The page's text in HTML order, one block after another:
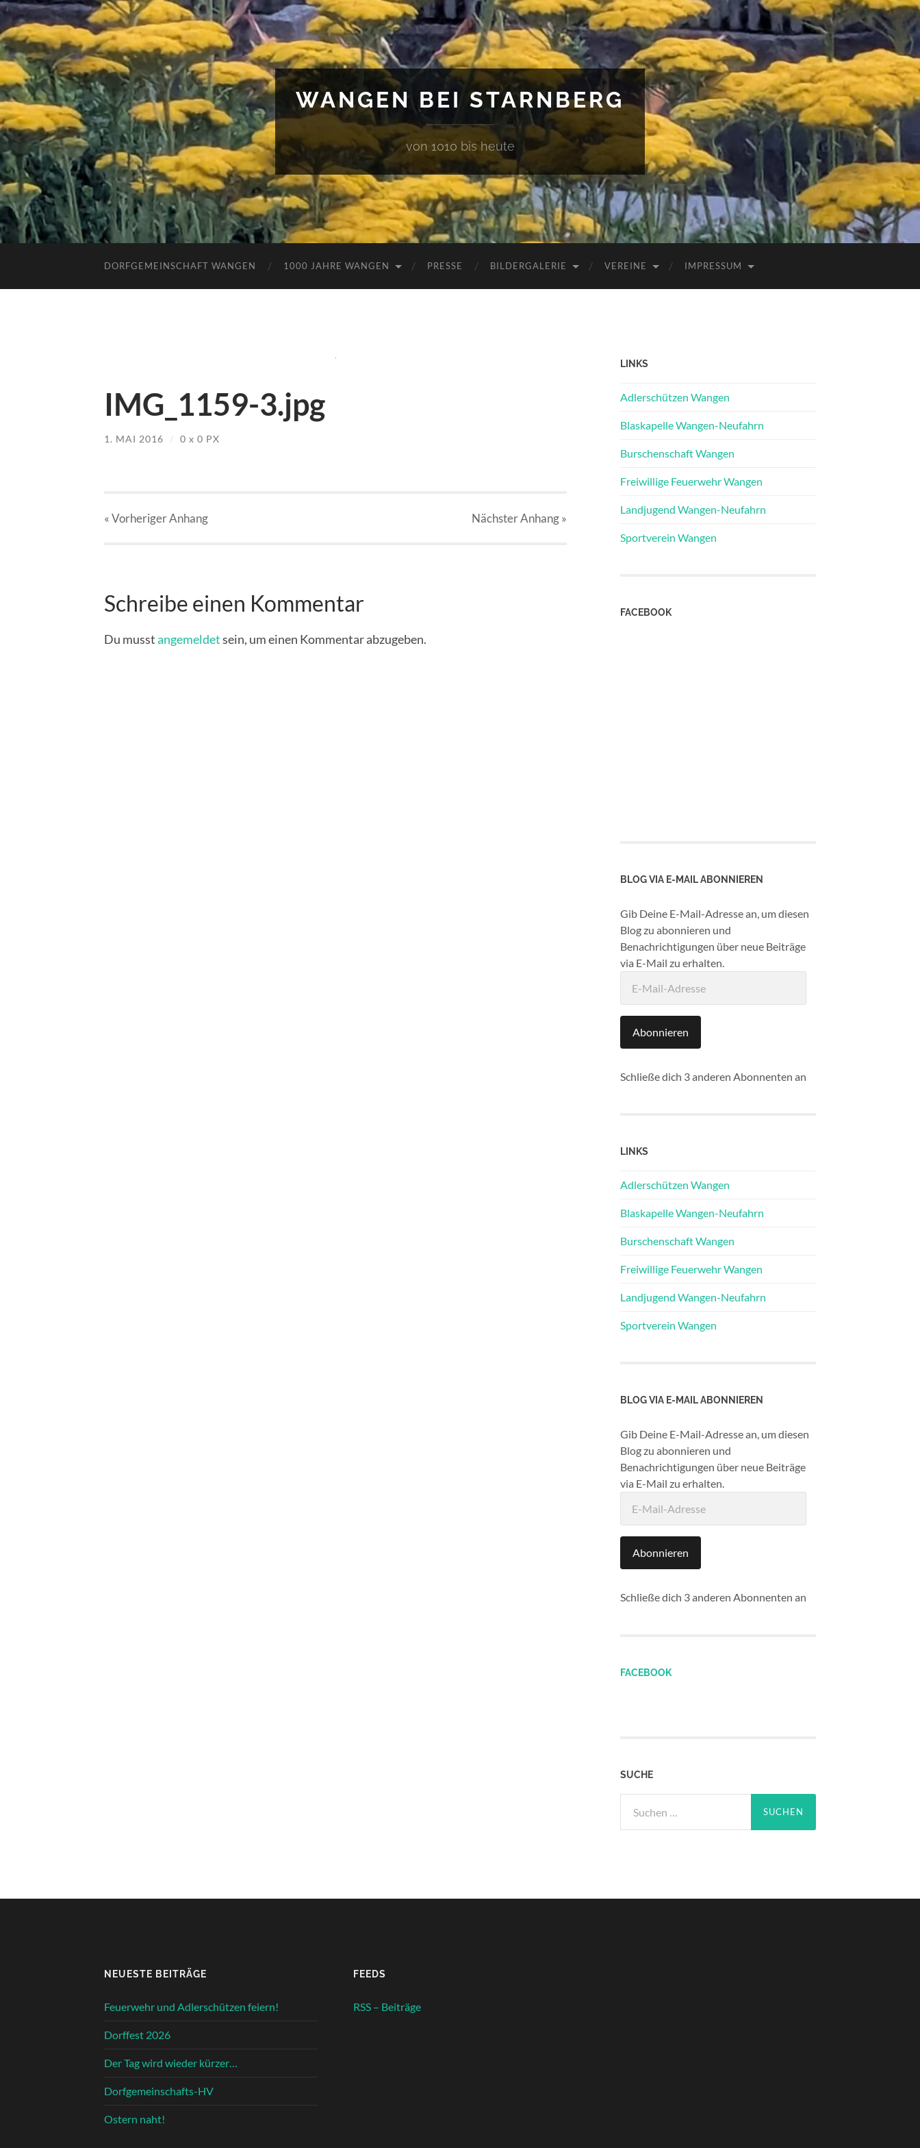
WANGEN BEI STARNBERG
von 1010 bis heute
DORFGEMEINSCHAFT WANGEN 1000 JAHRE WANGEN PRESSE BILDERGALERIE VEREINE IMPRESSUM
IMG_1159-3.jpg
1. MAI 2016 / 0 x 0 PX
« VorherigerAnhang NächsterAnhang»
Schreibe einen Kommentar
Du musstangemeldetsein, um einen Kommentar abzugeben.
LINKS
Adlerschützen Wangen
Blaskapelle Wangen-Neufahrn
Burschenschaft Wangen
Freiwillige Feuerwehr Wangen
Landjugend Wangen-Neufahrn
Sportverein Wangen
FACEBOOK
BLOG VIA E-MAIL ABONNIEREN
Gib Deine E-Mail-Adresse an, um diesen
Blog zu abonnieren und
Benachrichtigungen über neue Beiträge
via E-Mail zu erhalten.
Mail-
Abonnieren
Schließe dich 3 anderen Abonnenten an
LINKS
Adlerschützen Wangen
Blaskapelle Wangen-Neufahrn
Burschenschaft Wangen
Freiwillige Feuerwehr Wangen
Landjugend Wangen-Neufahrn
Sportverein Wangen
BLOG VIA E-MAIL ABONNIEREN
Gib Deine E-Mail-Adresse an, um diesen
Blog zu abonnieren und
Benachrichtigungen über neue Beiträge
via E-Mail zu erhalten.
Mail-
Abonnieren
Schließe dich 3 anderen Abonnenten an
FACEBOOK
SUCHE
nach:
NEUESTE BEITRÄGE
Feuerwehr und Adlerschützen feiern!
Dorffest 2026
Der Tag wird wieder kürzer…
Dorfgemeinschafts-HV
Ostern naht!
FEEDS
RSS – Beiträge